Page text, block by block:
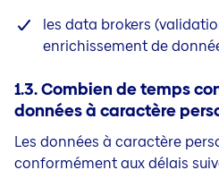
les data brokers
enrichissement de
1.3. Combien de temps
données à caractère
Les données à caractère
conformément aux délais